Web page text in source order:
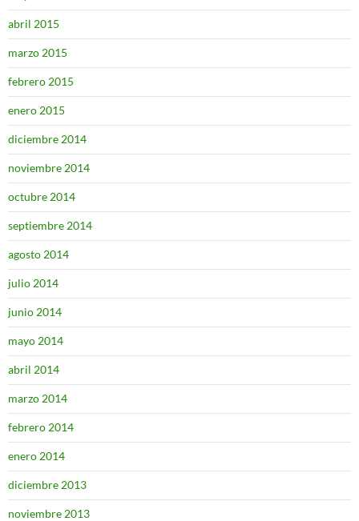
abril 2015
marzo 2015
febrero 2015
enero 2015
diciembre 2014
noviembre 2014
octubre 2014
septiembre 2014
agosto 2014
julio 2014
junio 2014
mayo 2014
abril 2014
marzo 2014
febrero 2014
enero 2014
diciembre 2013
noviembre 2013